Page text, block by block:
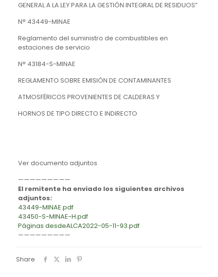
GENERAL A LA LEY PARA LA GESTIÓN INTEGRAL DE RESIDUOS”
N° 43449-MINAE
Reglamento del suministro de combustibles en
estaciones de servicio
N° 43184-S-MINAE
REGLAMENTO SOBRE EMISIÓN DE CONTAMINANTES
ATMOSFÉRICOS PROVENIENTES DE CALDERAS Y
HORNOS DE TIPO DIRECTO E INDIRECTO
Ver documento adjuntos
—————————
El remitente ha enviado los siguientes archivos
adjuntos:
43449-MINAE.pdf
43450-S-MINAE-H.pdf
Páginas desdeALCA2022-05-11-93.pdf
—————————
Share